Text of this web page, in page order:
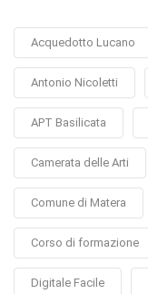
Acquedotto Lucano
Antonio Nicoletti
APT Basilicata
Camerata delle Arti
Comune di Matera
Corso di formazione
Digitale Facile